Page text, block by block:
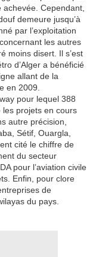
achevée. Cependant,
demeure jusqu’à
par l’exploitation
les autres
moins disert. Il s’est
d’Alger a bénéficié
allant de la
en 2009.
pour lequel 388
les projets en cours
autre précision,
Sétif, Ouargla,
cité le chiffre de
du secteur
pour l’aviation civile
Enfin, pour clore
de
du pays.